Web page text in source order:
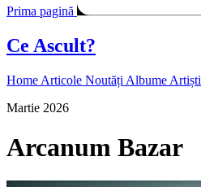
Prima pagină
Ce Ascult?
Home Articole Noutăți Albume Artiști
Martie 2026
Arcanum Bazar